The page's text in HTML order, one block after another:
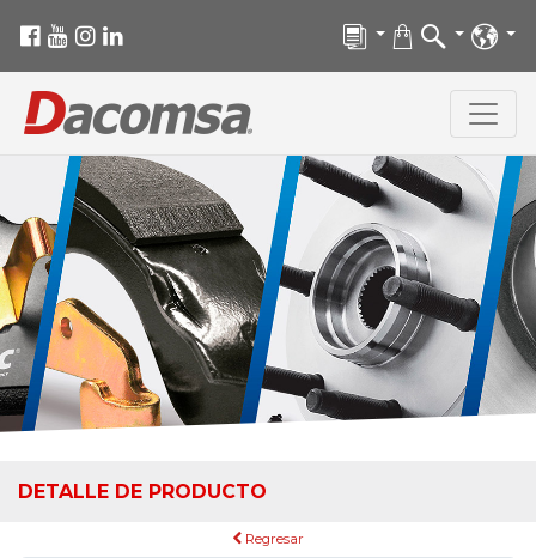
DETALLE DE PRODUCTO
Regresar